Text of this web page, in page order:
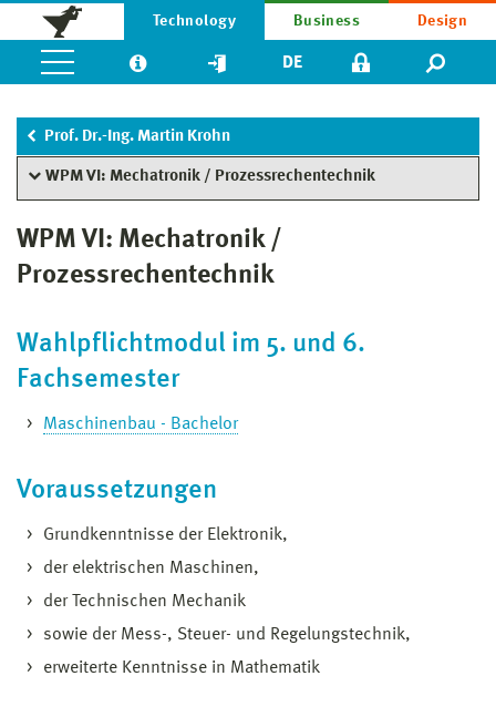
Technology Business Design
DE
Prof. Dr.-Ing. Martin Krohn
WPM VI: Mechatronik / Prozessrechentechnik
WPM VI: Mechatronik /
Prozessrechentechnik
Wahlpflichtmodul im 5. und 6.
Fachsemester
Maschinenbau - Bachelor
Voraussetzungen
Grundkenntnisse der Elektronik,
der elektrischen Maschinen,
der Technischen Mechanik
sowie der Mess-, Steuer- und Regelungstechnik,
erweiterte Kenntnisse in Mathematik